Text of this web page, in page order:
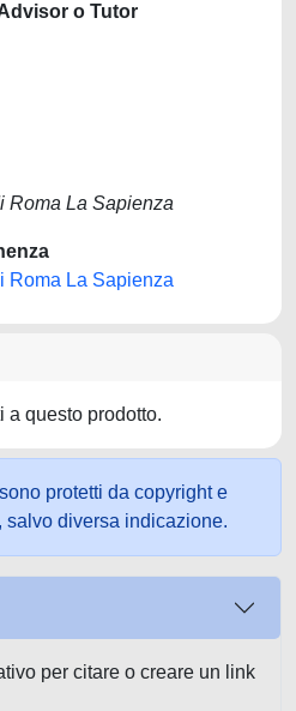
o Tutor
Roma La Sapienza
Roma La Sapienza
a questo prodotto.
protetti da copyright e
salvo diversa indicazione.
per citare o creare un link